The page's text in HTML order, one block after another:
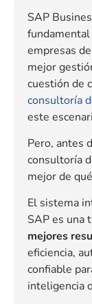
SAP
fundamental
empresas
mejor
cuestión de
consultoría
este
Pero, antes
consultoría
mejor de
El sistema
SAP es una
mejores
eficiencia,
confiable
inteligencia